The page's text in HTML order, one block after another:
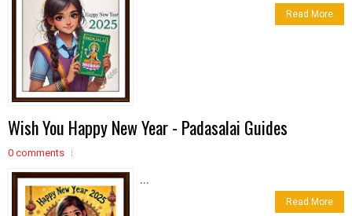
Read More
Wish You Happy New Year - Padasalai Guides
0 comments
...
Read More